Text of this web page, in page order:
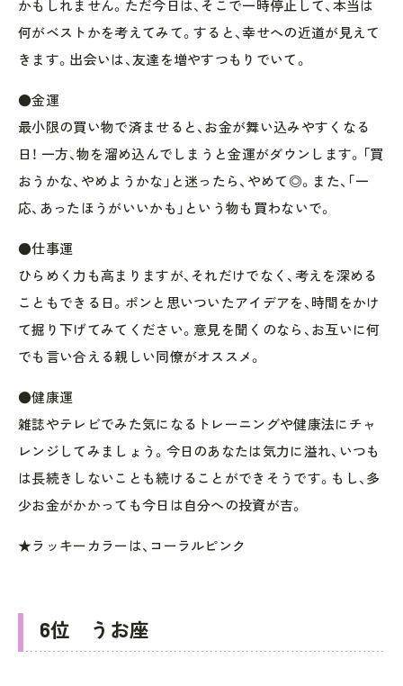
かもしれません。ただ今日は、そこで一時停止して、本当は
何がベストかを考えてみて。すると、幸せへの近道が見えて
きます。出会いは、友達を増やすつもりでいて。
●金運
最小限の買い物で済ませると、お金が舞い込みやすくなる
日！ 一方、物を溜め込んでしまうと金運がダウンします。「買
おうかな、やめようかな」と迷ったら、やめて◎。また、「一
応、あったほうがいいかも」という物も買わないで。
●仕事運
ひらめく力も高まりますが、それだけでなく、考えを深める
こともできる日。ポンと思いついたアイデアを、時間をかけ
て掘り下げてみてください。意見を聞くのなら、お互いに何
でも言い合える親しい同僚がオススメ。
●健康運
雑誌やテレビでみた気になるトレーニングや健康法にチャ
レンジしてみましょう。今日のあなたは気力に溢れ、いつも
は長続きしないことも続けることができそうです。もし、多
少お金がかかっても今日は自分への投資が吉。
★ラッキーカラーは、コーラルピンク
6位 うお座